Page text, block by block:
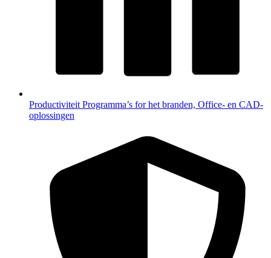
Productiviteit Programma’s for het branden, Office- en CAD-
oplossingen